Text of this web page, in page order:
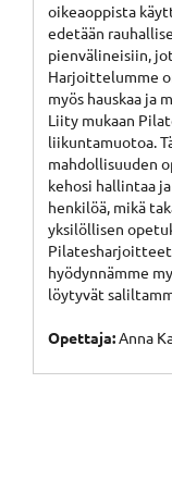
oikeaoppista
edetään
pienvälineisiin,
Harjoittelumme
myös hauskaa ja
Liity mukaan
liikuntamuotoa.
mahdollisuuden
kehosi hallintaa
henkilöä, mikä
yksilöllisen
hyödynnämme
löytyvät
Opettaja:Anna